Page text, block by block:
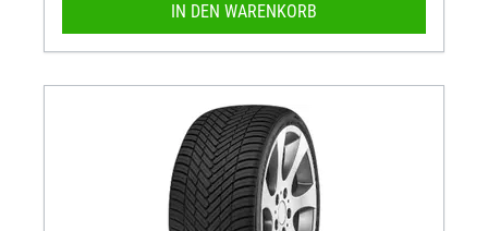
IN DEN WARENKORB